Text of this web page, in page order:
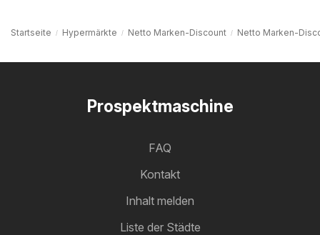
Startseite Hypermärkte Netto Marken-Discount Netto Marken-
Prospektmaschine
FAQ
Kontakt
Inhalt melden
Liste der Städte